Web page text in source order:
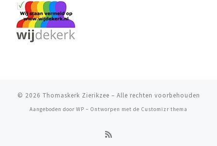
© 2026 Thomaskerk Zierikzee – Alle rechten voorbehouden
Aangeboden door WP – Ontworpen met de Customizr thema